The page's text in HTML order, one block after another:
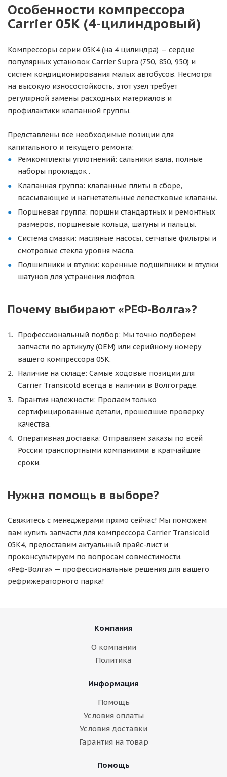
Особенности компрессора
Carrier 05K (4-цилиндровый)
Компрессоры серии 05K4 (на 4 цилиндра) — сердце
популярных установок Carrier Supra (750, 850, 950) и
систем кондиционирования малых автобусов. Несмотря
на высокую износостойкость, этот узел требует
регулярной замены расходных материалов и
профилактики клапанной группы.
Представлены все необходимые позиции для
капитального и текущего ремонта:
Ремкомплекты уплотнений: сальники вала, полные
наборы прокладок .
Клапанная группа: клапанные плиты в сборе,
всасывающие и нагнетательные лепестковые клапаны.
Поршневая группа: поршни стандартных и ремонтных
размеров, поршневые кольца, шатуны и пальцы.
Система смазки: масляные насосы, сетчатые фильтры и
смотровые стекла уровня масла.
Подшипники и втулки: коренные подшипники и втулки
шатунов для устранения люфтов.
Почему выбирают «РЕФ-Волга»?
Профессиональный подбор: Мы точно подберем
запчасти по артикулу (OEM) или серийному номеру
вашего компрессора 05K.
Наличие на складе: Самые ходовые позиции для
Carrier Transicold всегда в наличии в Волгограде.
Гарантия надежности: Продаем только
сертифицированные детали, прошедшие проверку
качества.
Оперативная доставка: Отправляем заказы по всей
России транспортными компаниями в кратчайшие
сроки.
Нужна помощь в выборе?
Свяжитесь с менеджерами прямо сейчас! Мы поможем
вам купить запчасти для компрессора Carrier Transicold
05K4, предоставим актуальный прайс-лист и
проконсультируем по вопросам совместимости.
«Реф-Волга» — профессиональные решения для вашего
рефрижераторного парка!
Компания
О компании
Политика
Информация
Помощь
Условия оплаты
Условия доставки
Гарантия на товар
Помощь